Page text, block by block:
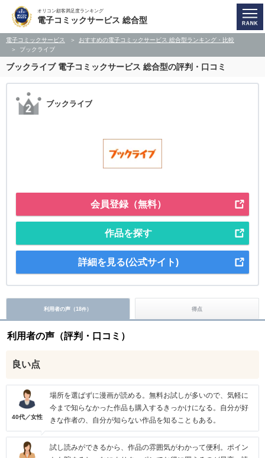
オリコン顧客満足度ランキング
電子コミックサービス 総合型
電子コミックサービス
おすすめの電子コミックサービス 総合型ランキング・比較
ブックライブ
ブックライブ電子コミックサービス 総合型の評判・口コミ
ブックライブ
会員登録（無料）
作品を探す
詳細を見る(公式サイト)
利用者の声（18件） 得点
利用者の声（評判・口コミ）
良い点
40代／女性
場所を選ばずに漫画が読める。無料お試しが多いので、気軽に
今まで知らなかった作品も購入するきっかけになる。自分が好
きな作者の、自分が知らない作品を知ることもある。
試し読みができるから、作品の雰囲気がわかって便利。ポイン